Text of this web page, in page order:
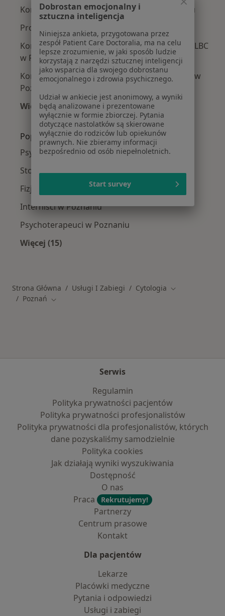
Konsultacja ginekologiczna + USG w Poznaniu
Prowadzenie ciąży w Poznaniu
Konsultacja ginekologiczna + USG + cytologia LBC
w Poznaniu
Konsultacja ginekologiczna + USG + cytologia w
Poznaniu
Więcej (15)
Więcej w kategorii: Usługi w Poznaniu
Popularne specjalizacje
Psycholodzy w Poznaniu
Stomatolodzy w Poznaniu
Fizjoterapeuci w Poznaniu
Interniści w Poznaniu
Psychoterapeuci w Poznaniu
Więcej (15)
Strona Główna Usługi I Zabiegi Cytologia Zmień miasto
Poznań Zmień miasto
Serwis
Regulamin
Polityka prywatności pacjentów
Polityka prywatności profesjonalistów
Polityka prywatności dla profesjonalistów, których
dane pozyskaliśmy samodzielnie
Polityka cookies
Jak działają wyniki wyszukiwania
Dostępność
O nas
Praca
Rekrutujemy!
Partnerzy
Centrum prasowe
Kontakt
Dla pacjentów
Lekarze
Placówki medyczne
Pytania i odpowiedzi
Usługi i zabiegi
Dobrostan emocjonalny i
sztuczna inteligencja
Niniejsza ankieta, przygotowana przez
zespół Patient Care Doctoralia, ma na celu
lepsze zrozumienie, w jaki sposób ludzie
korzystają z narzędzi sztucznej inteligencji
jako wsparcia dla swojego dobrostanu
emocjonalnego i zdrowia psychicznego.
Udział w ankiecie jest anonimowy, a wyniki
będą analizowane i prezentowane
wyłącznie w formie zbiorczej. Pytania
dotyczące nastolatków są skierowane
wyłącznie do rodziców lub opiekunów
prawnych. Nie zbieramy informacji
bezpośrednio od osób niepełnoletnich.
Start survey